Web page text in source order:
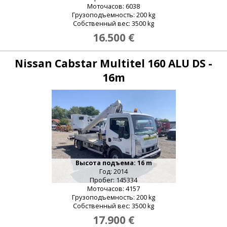
Моточасов: 6038
Грузоподъемность: 200 kg
Собственный вес: 3500 kg
16.500 €
Nissan Cabstar Multitel 160 ALU DS -
16m
Высота подъема: 16 m
Год: 2014
Пробег: 145334
Моточасов: 4157
Грузоподъемность: 200 kg
Собственный вес: 3500 kg
17.900 €